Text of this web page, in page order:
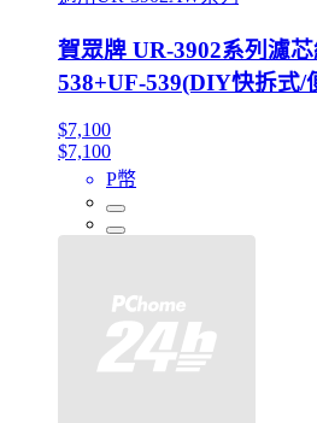
賀眾牌 UR-3902系列濾
538+UF-539(DIY快拆式/
$7,100
$7,100
P幣